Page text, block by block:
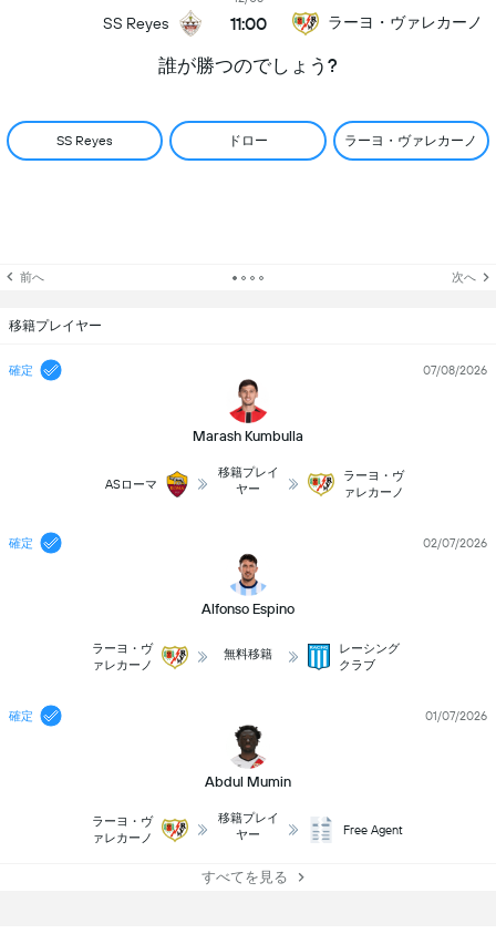
SS Reyes 11:00 ラーヨ・ヴァレカーノ
誰が勝つのでしょう?
SS Reyes ドロー ラーヨ・ヴァレカーノ
前へ 次へ
移籍プレイヤー
確定
Marash Kumbulla
07/08/2026
ASローマ
移籍プレイ
ヤー
ラーヨ・ヴ
ァレカーノ
確定
Alfonso Espino
02/07/2026
ラーヨ・ヴ
ァレカーノ
無料移籍
レーシング
クラブ
確定
Abdul Mumin
01/07/2026
ラーヨ・ヴ
ァレカーノ
移籍プレイ
ヤー
Free Agent
すべてを見る